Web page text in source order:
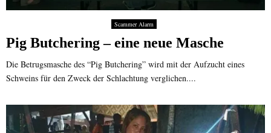
Scammer Alarm
Pig Butchering – eine neue Masche
Die Betrugsmasche des “Pig Butchering” wird mit der Aufzucht eines
Schweins für den Zweck der Schlachtung verglichen....